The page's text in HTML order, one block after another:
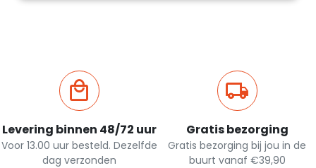
Levering binnen 48/72 uur
Voor 13.00 uur besteld. Dezelfde
dag verzonden
Gratis bezorging
Gratis bezorging bij jou in de
buurt vanaf €39,90